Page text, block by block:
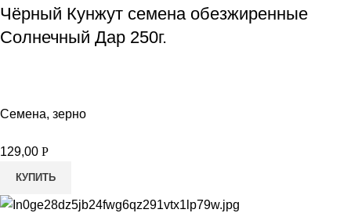
Чёрный Кунжут семена обезжиренные
Солнечный Дар 250г.
Семена, зерно
129,00 Р
КУПИТЬ